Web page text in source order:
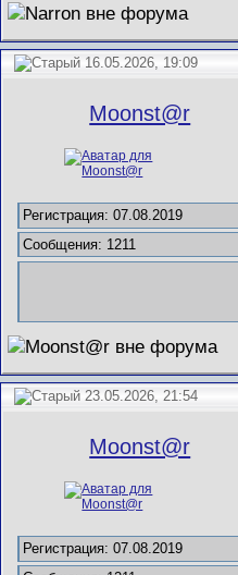
16.05.2026, 19:09
Mооnst@r
Регистрация: 07.08.2019
Сообщения: 1211
23.05.2026, 21:54
Mооnst@r
Регистрация: 07.08.2019